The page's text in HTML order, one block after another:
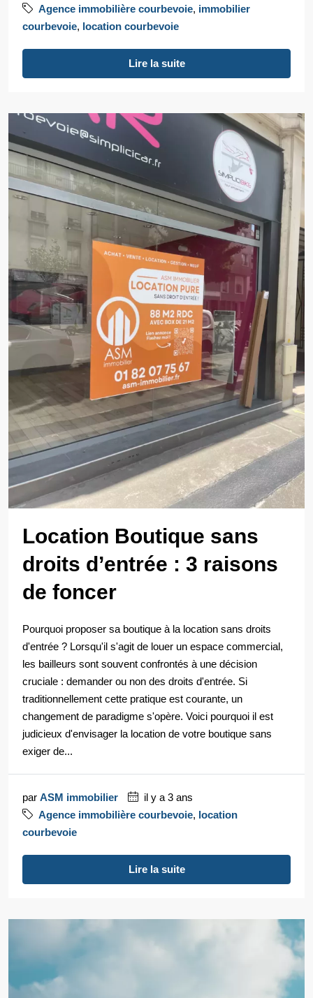
Agence immobilière courbevoie, immobilier
courbevoie, location courbevoie
Lire la suite
Location Boutique sans
droits d’entrée : 3 raisons
de foncer
Pourquoi proposer sa boutique à la location sans droits
d'entrée ? Lorsqu'il s'agit de louer un espace commercial,
les bailleurs sont souvent confrontés à une décision
cruciale : demander ou non des droits d'entrée. Si
traditionnellement cette pratique est courante, un
changement de paradigme s'opère. Voici pourquoi il est
judicieux d'envisager la location de votre boutique sans
exiger de...
par ASM immobilier
il y a 3 ans
Agence immobilière courbevoie, location
courbevoie
Lire la suite